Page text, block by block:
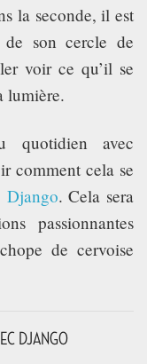
la seconde, il est
de son cercle de
voir ce qu’il se
lumière.
quotidien avec
comment cela se
Django. Cela sera
passionnantes
de cervoise
DJANGO